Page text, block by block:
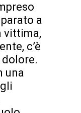
a
vittima,
c’è
una